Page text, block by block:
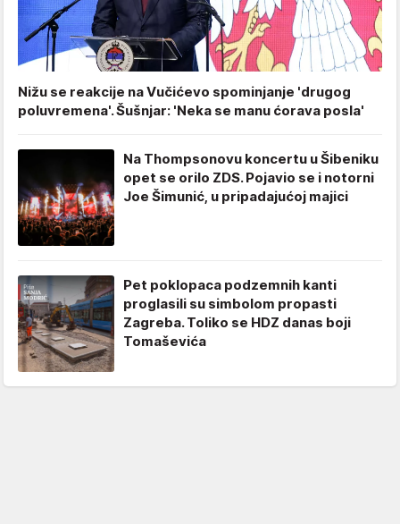
Nižu se reakcije na Vučićevo spominjanje 'drugog
poluvremena'. Šušnjar: 'Neka se manu ćorava posla'
Na Thompsonovu koncertu u Šibeniku
opet se orilo ZDS. Pojavio se i notorni
Joe Šimunić, u pripadajućoj majici
Pet poklopaca podzemnih kanti
proglasili su simbolom propasti
Zagreba. Toliko se HDZ danas boji
Tomaševića